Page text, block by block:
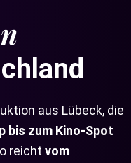
aus Lübeck, die
bis zum Kino-Spot
reicht vom